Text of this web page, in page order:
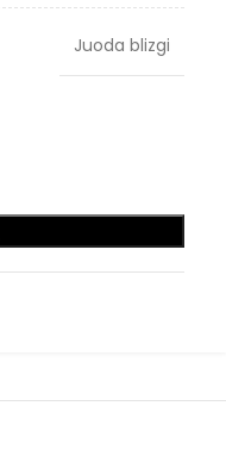
Juoda blizgi